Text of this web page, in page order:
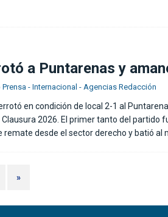
a Puntarenas y
- Internacional - Agencias Redacción
en condición de local 2-1 al
2026. El primer tanto del partido
desde el sector derecho y batió al
»